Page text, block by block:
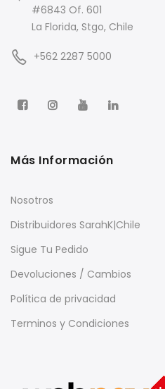
#6843 Of. 601
La Florida, Stgo, Chile
+562 2287 5000
Más Información
Nosotros
Distribuidores SarahK|Chile
Sigue Tu Pedido
Devoluciones / Cambios
Política de privacidad
Terminos y Condiciones